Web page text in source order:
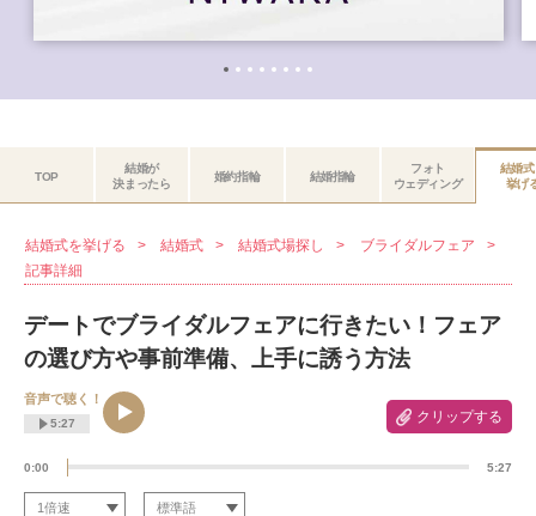
TOP
結婚が
決まったら
婚約指輪 結婚指輪
フォト
ウェディング
結婚
挙げ
結婚式を挙げる 結婚式 結婚式場探し
ブライダルフェア
記事詳細
デートでブライダルフェアに行きたい！フェア
の選び方や事前準備、上手に誘う方法
クリップする
音声で聴く！
5:27
0:00 5:27